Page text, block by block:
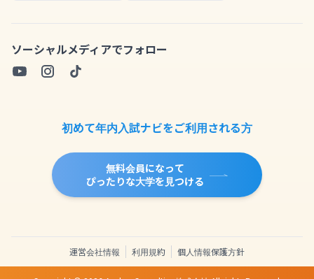
ソーシャルメディアでフォロー
初めて年内入試ナビをご利用される方
無料会員になって
ぴったりな大学を見つける
運営会社情報 利用規約 個人情報保護方針